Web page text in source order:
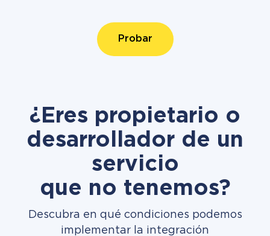
Probar
¿Eres propietario o
desarrollador de un
servicio
que no tenemos?
Descubra en qué condiciones podemos
implementar la integración